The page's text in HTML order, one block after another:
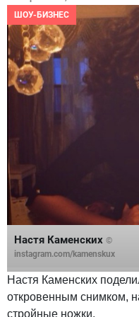
ШОУ-БИЗНЕС
Настя Каменских ©
instagram.com/kamenskux
Настя Каменских
откровенным снимком,
стройные ножки.